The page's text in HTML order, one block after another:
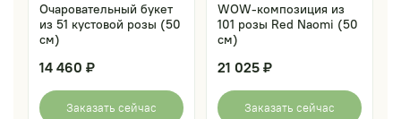
Очаровательный букет
из 51 кустовой розы (50
см)
14 460 ₽
Заказать сейчас
WOW-композиция из
101 розы Red Naomi (50
см)
21 025 ₽
Заказать сейчас